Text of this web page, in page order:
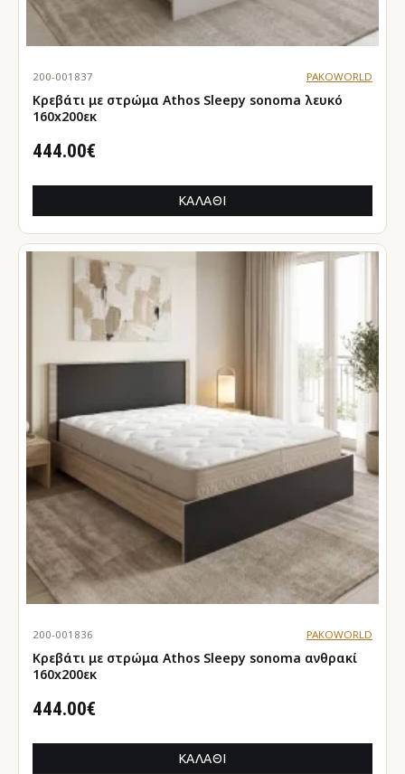
200-001837 PAKOWORLD
Κρεβάτι με στρώμα Athos Sleepy sonoma λευκό
160x200εκ
444.00€
ΚΑΛΆΘΙ
200-001836 PAKOWORLD
Κρεβάτι με στρώμα Athos Sleepy sonoma ανθρακί
160x200εκ
444.00€
ΚΑΛΆΘΙ